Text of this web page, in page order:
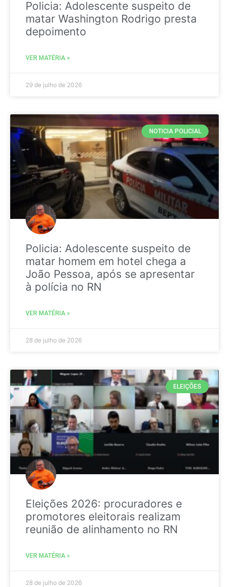
Policia: Adolescente suspeito de
matar Washington Rodrigo presta
depoimento
VER MATÉRIA »
29 de julho de 2026
NOTICIA POLICIAL
Policia: Adolescente suspeito de
matar homem em hotel chega a
João Pessoa, após se apresentar
à polícia no RN
VER MATÉRIA »
28 de julho de 2026
ELEIÇÕES
Eleições 2026: procuradores e
promotores eleitorais realizam
reunião de alinhamento no RN
VER MATÉRIA »
28 de julho de 2026